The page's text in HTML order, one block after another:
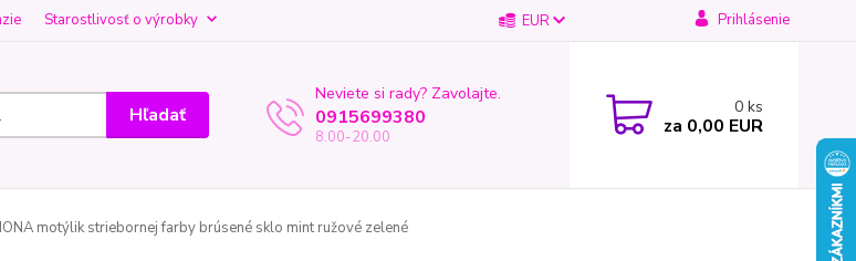
Starostlivosť o výrobky EUR Prihlásenie
Hľadať
Neviete si rady? Zavolajte.
0915699380
8.00-20.00
0 ks
za 0,00 EUR
motýlik striebornej farby brúsené sklo mint ružové zelené